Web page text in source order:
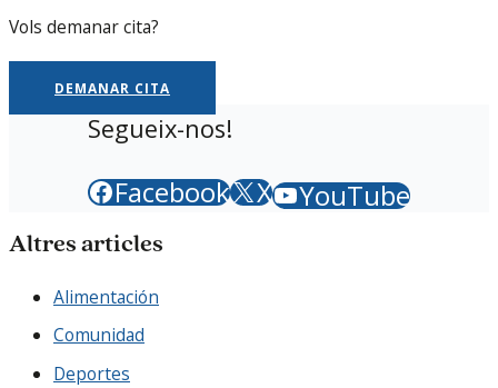
Vols demanar cita?
DEMANAR CITA
Segueix-nos!
Facebook X YouTube
Altres articles
Alimentación
Comunidad
Deportes